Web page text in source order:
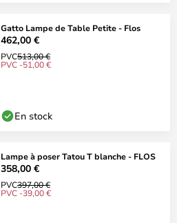
Gatto Lampe de Table Petite - Flos
462,00 €
PVC513,00 €
PVC -51,00 €
En stock
Lampe à poser Tatou T blanche - FLOS
358,00 €
PVC397,00 €
PVC -39,00 €